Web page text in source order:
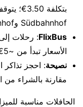
بتكلفة
Südbahnhof وHauptbahnhof.
FlixBus: رحلات
الأسعار تبدأ من ~5€ للحجوزات المبكرة.
نصيحة
مقارنة بالشراء من
الحافلات مناسبة